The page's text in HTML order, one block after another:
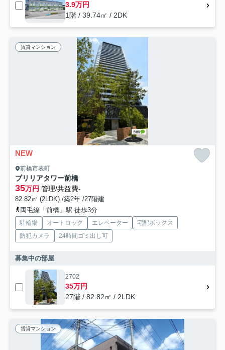
3.9万円
1階 / 39.74㎡ / 2DK
賃貸マンション
NEW
前橋市表町
ブリリアタワー前橋
35万円 管理/共益費-
82.82㎡ (2LDK) /築2年 /27階建
両毛線「前橋」駅 徒歩3分
駐輪場 オートロック エレベーター
宅配ボックス
防犯カメラ
24時間ゴミ出し可
募集中の部屋
2702
35万円
27階 / 82.82㎡ / 2LDK
賃貸マンション